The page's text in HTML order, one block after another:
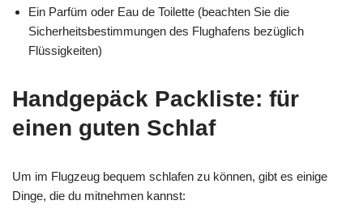
Ein Parfüm oder Eau de Toilette (beachten Sie die
Sicherheitsbestimmungen des Flughafens bezüglich
Flüssigkeiten)
Handgepäck Packliste: für
einen guten Schlaf
Um im Flugzeug bequem schlafen zu können, gibt es einige
Dinge, die du mitnehmen kannst: